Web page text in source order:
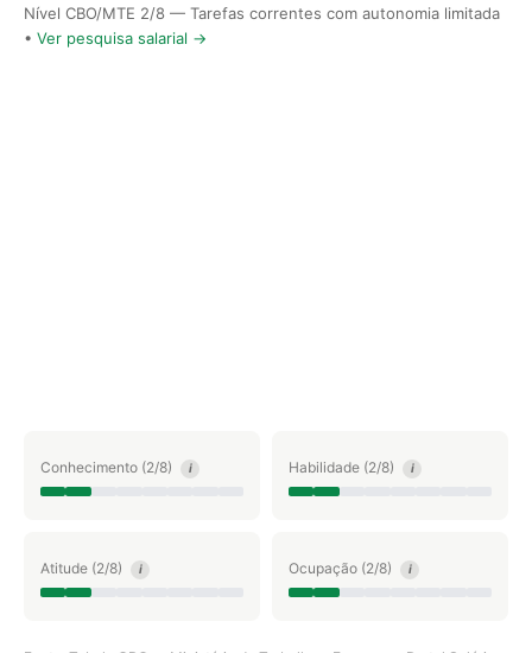
Nível CBO/MTE 2/8 — Tarefas correntes com autonomia limitada
• Ver pesquisa salarial →
Conhecimento (2/8) i Habilidade (2/8) i
Atitude (2/8) i Ocupação (2/8) i